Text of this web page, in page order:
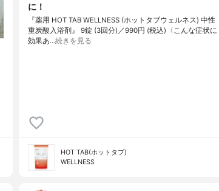
に！
『薬用 HOT TAB WELLNESS (ホットタブウェルネス) 中性
重炭酸入浴剤』 9錠 (3回分)／990円 (税込)〈こんな症状に
効果あ…続きを見る
HOT TAB(ホットタブ)
WELLNESS